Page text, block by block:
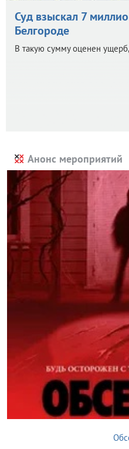
Суд взыскал 7
Белгороде
В такую сумму оценен
Анонс мероприятий